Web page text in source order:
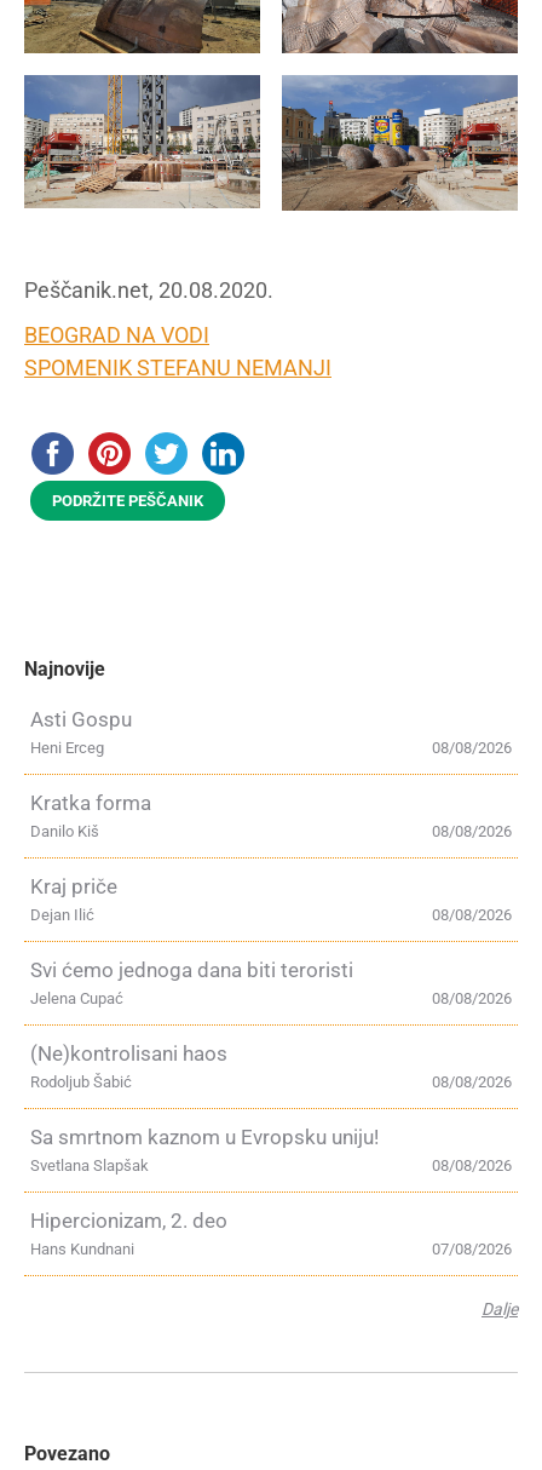
Peščanik.net, 20.08.2020.
BEOGRAD NA VODI
SPOMENIK STEFANU NEMANJI
PODRŽITE PEŠČANIK
Najnovije
Asti Gospu
08/08/2026
Heni Erceg
Kratka forma
08/08/2026
Danilo Kiš
Kraj priče
08/08/2026
Dejan Ilić
Svi ćemo jednoga dana biti teroristi
08/08/2026
Jelena Cupać
(Ne)kontrolisani haos
08/08/2026
Rodoljub Šabić
Sa smrtnom kaznom u Evropsku uniju!
08/08/2026
Svetlana Slapšak
Hipercionizam, 2. deo
07/08/2026
Hans Kundnani
Dalje
Povezano